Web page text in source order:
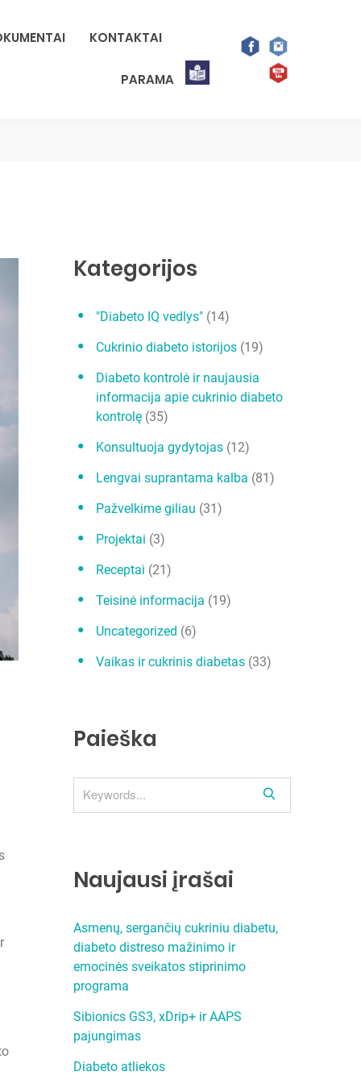
KONTAKTAI
PARAMA
Kategorijos
"Diabeto IQ vedlys" (14)
Cukrinio diabeto istorijos (19)
Diabeto kontrolė ir naujausia
informacija apie cukrinio diabeto
kontrolę (35)
Konsultuoja gydytojas (12)
Lengvai suprantama kalba (81)
Pažvelkime giliau (31)
Projektai (3)
Receptai (21)
Teisinė informacija (19)
Uncategorized (6)
Vaikas ir cukrinis diabetas (33)
Paieška
e
Naujausi įrašai
Asmenų, sergančių cukriniu diabetu,
diabeto distreso mažinimo ir
emocinės sveikatos stiprinimo
programa
Sibionics GS3, xDrip+ ir AAPS
pajungimas
Diabeto atliekos